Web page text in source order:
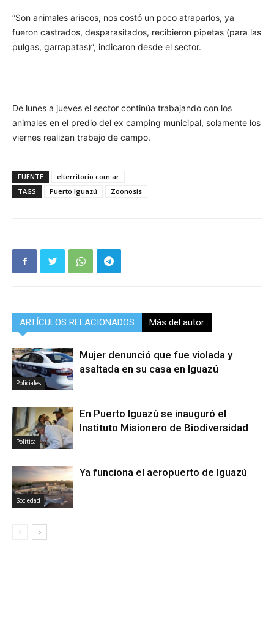
“Son animales ariscos, nos costó un poco atraparlos, ya
fueron castrados, desparasitados, recibieron pipetas (para las
pulgas, garrapatas)”, indicaron desde el sector.
De lunes a jueves el sector continúa trabajando con los
animales en el predio del ex camping municipal, solamente los
viernes realizan trabajo de campo.
FUENTE
elterritorio.com.ar
TAGS
Puerto Iguazú Zoonosis
ARTÍCULOS RELACIONADOS Más del autor
Policiales
Mujer denunció que fue violada y
asaltada en su casa en Iguazú
Politica
En Puerto Iguazú se inauguró el
Instituto Misionero de Biodiversidad
Sociedad
Ya funciona el aeropuerto de Iguazú